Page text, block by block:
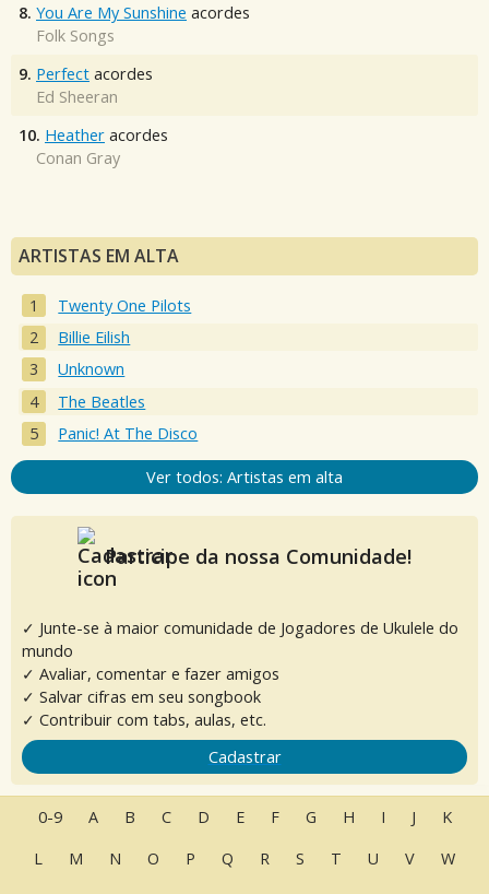
8. You Are My Sunshine acordes
Folk Songs
9. Perfect acordes
Ed Sheeran
10. Heather acordes
Conan Gray
ARTISTAS EM ALTA
Twenty One Pilots
Billie Eilish
Unknown
The Beatles
Panic! At The Disco
Ver todos: Artistas em alta
Participe da nossa Comunidade!
✓ Junte-se à maior comunidade de Jogadores de Ukulele do
mundo
✓ Avaliar, comentar e fazer amigos
✓ Salvar cifras em seu songbook
✓ Contribuir com tabs, aulas, etc.
Cadastrar
0-9 A B C D E F G H I J
K
L
M N O P Q R S T U V
W